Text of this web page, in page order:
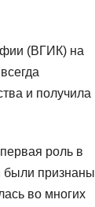
(ВГИК) на
и получила
роль в
были признаны
во многих